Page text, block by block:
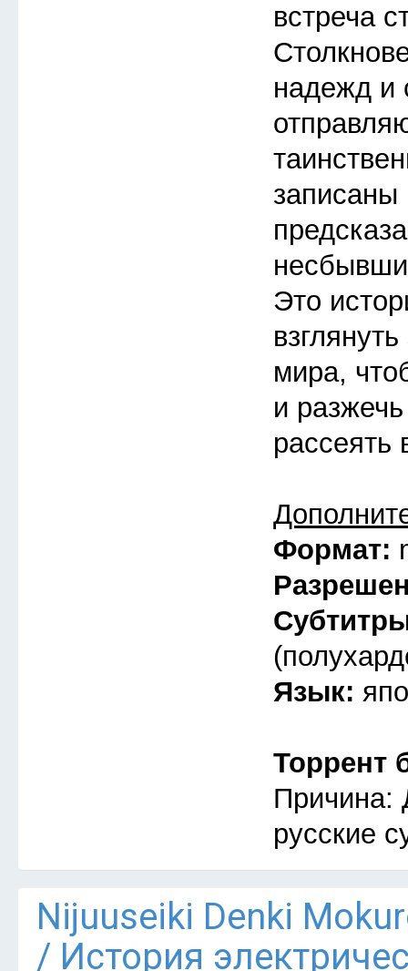
встреча
надежд и
записаны
Это
мира,
и
рассеять
Формат:
Язык:
Торрент
Причина:
русские
Nijuuseiki Denki
/ История